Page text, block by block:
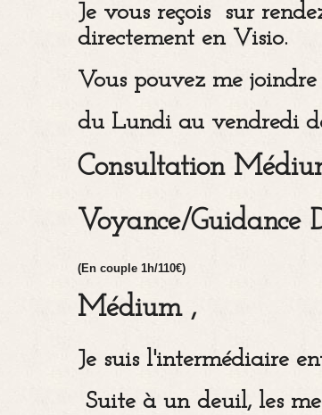
Je vous reçois sur
directement en Visio.
Vous pouvez me
du Lundi au vendredi
Consultation
Voyance/Guidance
(En couple 1h/110€)
Médium ,
Je suis l'intermédiaire
Suite à un deuil, les